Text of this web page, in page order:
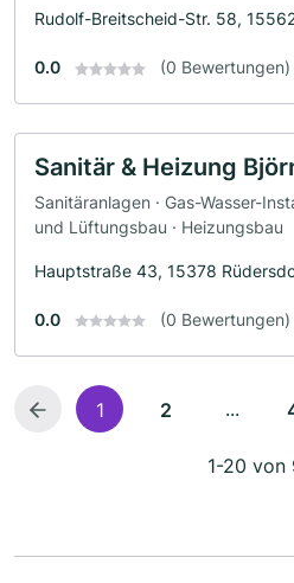
Rudolf-Breitscheid-Str. 58,
0.0 (0 Bewertungen)
Sanitär & Heizung
Sanitäranlagen · Gas-Wasser-
und Lüftungsbau · Heizungsbau
Hauptstraße 43, 15378
0.0 (0 Bewertungen)
1 2 ...
1-20 von